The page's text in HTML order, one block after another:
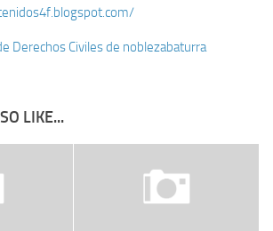
Derechos Civiles de noblezabaturra
LIKE...